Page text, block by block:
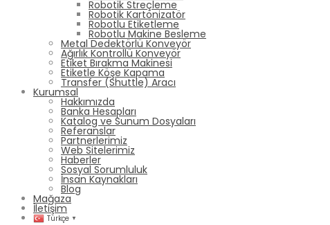
Robotik Streçleme
Robotik Kartonizatör
Robotlu Etiketleme
Robotlu Makine Besleme
Metal Dedektörlü Konveyör
Ağırlık Kontrollü Konveyör
Etiket Bırakma Makinesi
Etiketle Köşe Kapama
Transfer (Shuttle) Aracı
Kurumsal
Hakkımızda
Banka Hesapları
Katalog ve Sunum Dosyaları
Referanslar
Partnerlerimiz
Web Sitelerimiz
Haberler
Sosyal Sorumluluk
İnsan Kaynakları
Blog
Mağaza
İletişim
Türkçe ▼